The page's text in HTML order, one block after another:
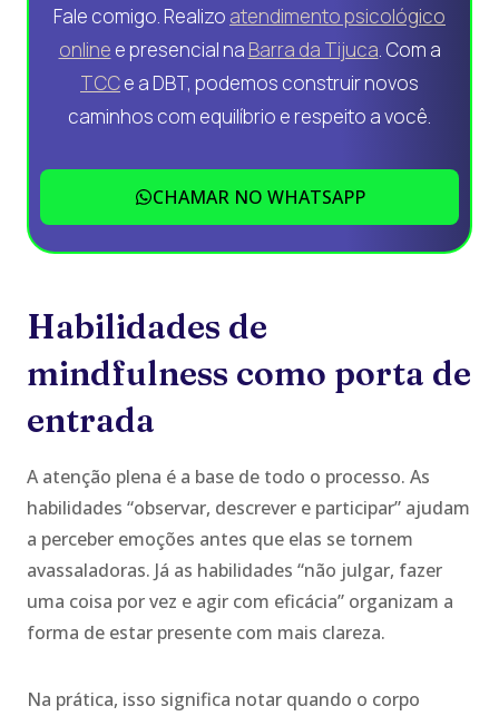
Fale comigo. Realizo atendimento psicológico
online e presencial na Barra da Tijuca. Com a
TCCe a DBT, podemos construir novos
caminhos com equilíbrio e respeito a você.
CHAMAR NO WHATSAPP
Habilidades de
mindfulness como porta de
entrada
A atenção plena é a base de todo o processo. As
habilidades “observar, descrever e participar” ajudam
a perceber emoções antes que elas se tornem
avassaladoras. Já as habilidades “não julgar, fazer
uma coisa por vez e agir com eficácia” organizam a
forma de estar presente com mais clareza.
Na prática, isso significa notar quando o corpo